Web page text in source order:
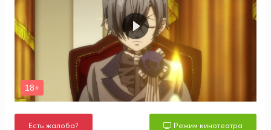
Есть жалоба?
Режим кинотеатра